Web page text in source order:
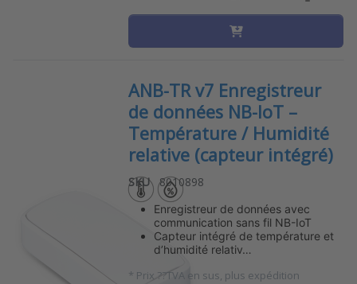
ANB-TR v7 Enregistreur
de données NB-IoT –
Température / Humidité
relative (capteur intégré)
SKU 8010898
Enregistreur de données avec
communication sans fil NB-IoT
Capteur intégré de température et
d’humidité relativ…
* Prix ??TVA en sus, plus expédition